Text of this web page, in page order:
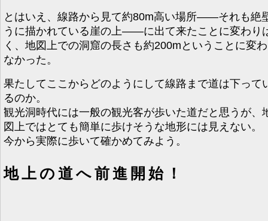
とはいえ、線路から見て約80m高い場所――それも絶
うに描かれている崖の上――に出て来たことに変わり
く、地図上での洞窟の長さも約200mということに変
なかった。
果たしてここからどのようにして線路まで道は下って
るのか。
観光洞時代には一般の観光客が歩いた道だと思うが、
図上ではとても簡単に歩けそうな地形には見えない。
今から実際に歩いて確かめてみよう。
地上の道へ前進開始！